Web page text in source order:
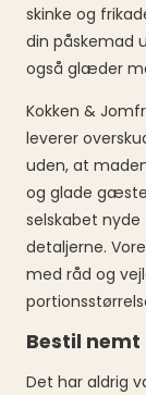
skinke og
din påskemad
også glæder
Kokken &
leverer
uden, at
og glade
selskabet
detaljerne.
med råd og
Bestil
Det har aldrig